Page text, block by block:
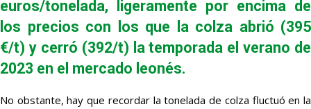
euros/tonelada, ligeramente por encima de
los precios con los que la colza abrió (395
€/t) y cerró (392/t) la temporada el verano de
2023 en el mercado leonés.
No obstante, hay que recordar la tonelada de colza fluctuó en la